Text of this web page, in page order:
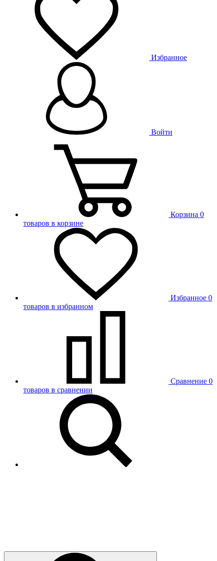
Избранное
Войти
Корзина 0
товаров в корзине
Избранное 0
товаров в избранном
Сравнение 0
товаров в сравнении